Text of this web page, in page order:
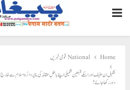
PRIMARY
MENU
Home
National قومی خبریں
شکیل بن حنیف اور اسکے متبعین شکیلی اپنے باطل عقائد کی بنا پر دائرہ اسلام سے
دور رکھا جائے!